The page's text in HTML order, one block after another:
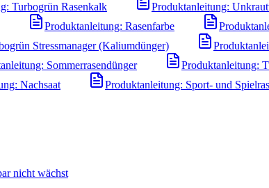
Turbogrün Rasenkalk Produktanleitung:
Produktanleitung: Rasenfarbe
Stressmanager (Kaliumdünger)
Sommerrasendünger Produktanleitung:
Nachsaat
Produktanleitung: Sport- und
nicht wächst